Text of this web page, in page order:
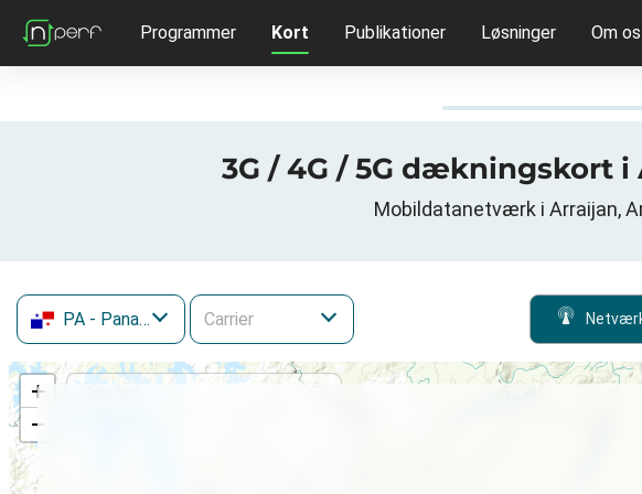
Programmer Kort Publikationer Løsninger Om os
3G / 4G / 5G dækningskort i
Mobildatanetværk i Arraijan,
PA - Panama
+
−